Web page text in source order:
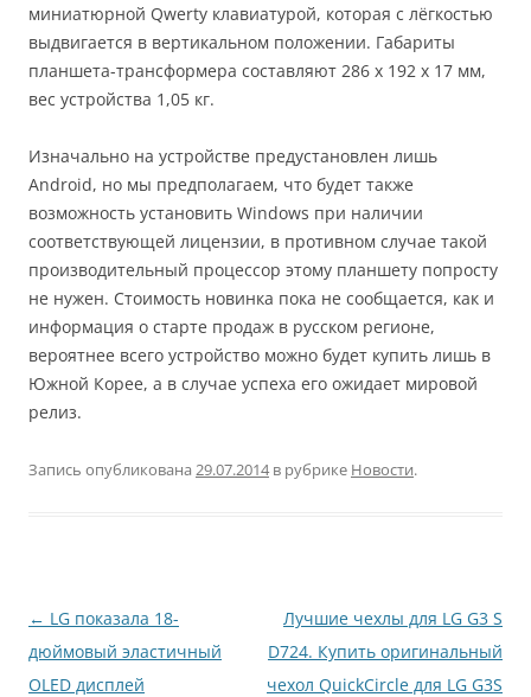
миниатюрной Qwerty клавиатурой, которая с лёгкостью
выдвигается в вертикальном положении. Габариты
планшета-трансформера составляют 286 х 192 х 17 мм,
вес устройства 1,05 кг.
Изначально на устройстве предустановлен лишь
Android, но мы предполагаем, что будет также
возможность установить Windows при наличии
соответствующей лицензии, в противном случае такой
производительный процессор этому планшету попросту
не нужен. Стоимость новинка пока не сообщается, как и
информация о старте продаж в русском регионе,
вероятнее всего устройство можно будет купить лишь в
Южной Корее, а в случае успеха его ожидает мировой
релиз.
Запись опубликована 29.07.2014в рубрике Новости.
Навигация
по
записям
← LG показала 18-
дюймовый эластичный
OLED дисплей
Лучшие чехлы для LG G3 S
D724. Купить оригинальный
чехол QuickCircle для LG G3S